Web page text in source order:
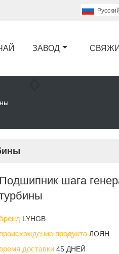
Pусский
ЗАВОД
Подшипник шага
бренд LYHGB
происхождение продукта ЛОЯН
время доставки45 ДНЕЙ